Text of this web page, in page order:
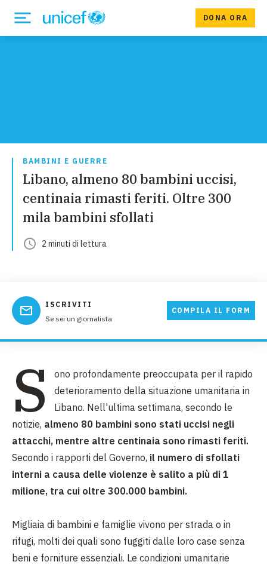
DONA ORA
BAMBINI E GUERRE
Libano, almeno 80 bambini uccisi,
centinaia rimasti feriti. Oltre 300
mila bambini sfollati
2 minuti di lettura
ISCRIVITI
Se sei un giornalista
COMPILA IL FORM
S
ono profondamente preoccupata per il rapido
deterioramento della situazione umanitaria in
Libano. Nell'ultima settimana, secondo le
notizie, almeno 80 bambini sono stati uccisi negli
attacchi, mentre altre centinaia sono rimasti feriti.
Secondo i rapporti del Governo, il numero di sfollati
interni a causa delle violenze è salito a più di 1
milione, tra cui oltre 300.000 bambini.
Migliaia di bambini e famiglie vivono per strada o in
rifugi, molti dei quali sono fuggiti dalle loro case senza
beni e forniture essenziali. Le condizioni umanitarie